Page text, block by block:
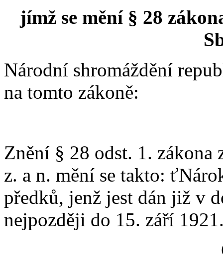
jímž se mění § 28
Národní shromáždění
na tomto zákoně:
Znění § 28 odst. 1. zákona
z. a n. mění se takto:
předků, jenž jest dán již v
nejpozději do 15. září